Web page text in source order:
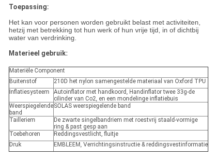
Toepassing:
Het kan voor personen worden gebruikt belast met activiteiten,
hetzij met betrekking tot hun werk of hun vrije tijd, in of dichtbij
water van verdrinking.
Materieel gebruik:
Materiële Component
Buitenstof
210D het nylon samengestelde materiaal van Oxford TPU
Inflatiesysteem
Autoinflator met handkoord, Handinflator twee 33g-de
cilinder van Co2, en een mondelinge inflatiebuis
Weerspiegelende
band
SOLAS weerspiegelende band
Tailleriem
De zwarte singelbandriem met roestvrij staald-vormige
ring & past gesp aan
Toebehoren
Reddingsvestlicht, fluitje
Druk
EMBLEEM, Verrichtingsinstructie & reddingsvestinformatie